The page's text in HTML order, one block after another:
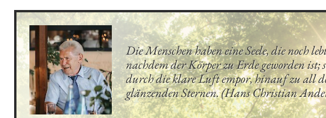
Die Menschen haben eine Seele, die noch
nachdem der Körper zu Erde geworden ist;
durch die klare Luft empor, hinauf zu all
glänzenden Sternen. (Hans Christian